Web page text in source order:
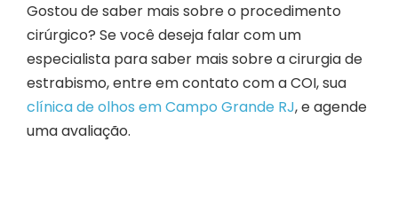
Gostou de saber mais sobre o procedimento
cirúrgico? Se você deseja falar com um
especialista para saber mais sobre a cirurgia de
estrabismo, entre em contato com a COI, sua
clínica de olhos em Campo Grande RJ, e agende
uma avaliação.